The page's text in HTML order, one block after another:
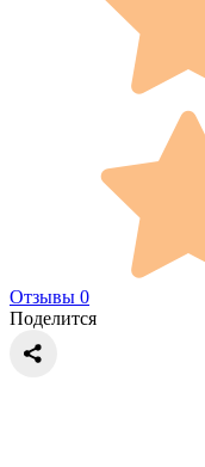
Отзывы 0
Поделится